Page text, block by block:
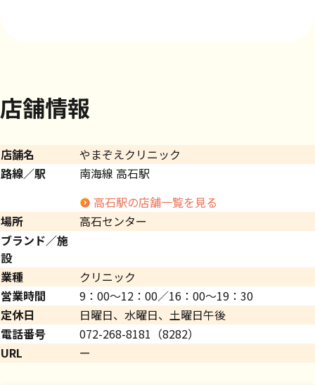
店舗情報
店舗名
やまぞえクリニック
路線／駅
南海線 高石駅
高石駅の店舗一覧を見る
場所
高石センター
ブランド／施
設
業種
クリニック
営業時間
9：00～12：00／16：00～19：30
定休日
日曜日、水曜日、土曜日午後
電話番号
072-268-8181（8282）
URL
ー